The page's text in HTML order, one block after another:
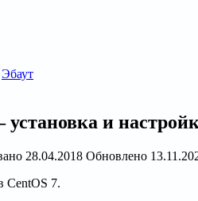
Эбаут
установка и
28.04.2018 Обновлено
CentOS 7.